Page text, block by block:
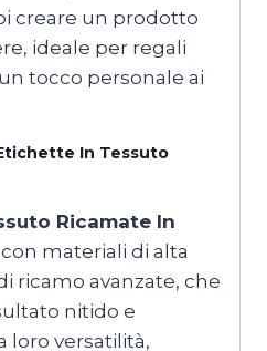
creare un prodotto
ideale per regali
tocco personale ai
In Tessuto
Ricamate In
materiali di alta
ricamo avanzate, che
nitido e
loro versatilità,